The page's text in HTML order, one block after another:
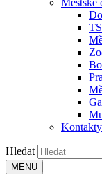
Městské
Kontakty
Hledat
MENU